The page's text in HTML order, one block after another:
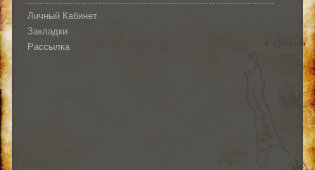
Личный Кабинет
Закладки
Рассылка